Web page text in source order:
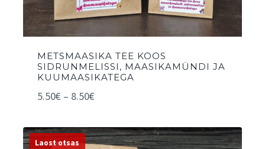
METSMAASIKA TEE KOOS
SIDRUNMELISSI, MAASIKAMÜNDI JA
KUUMAASIKATEGA
5.50€ – 8.50€